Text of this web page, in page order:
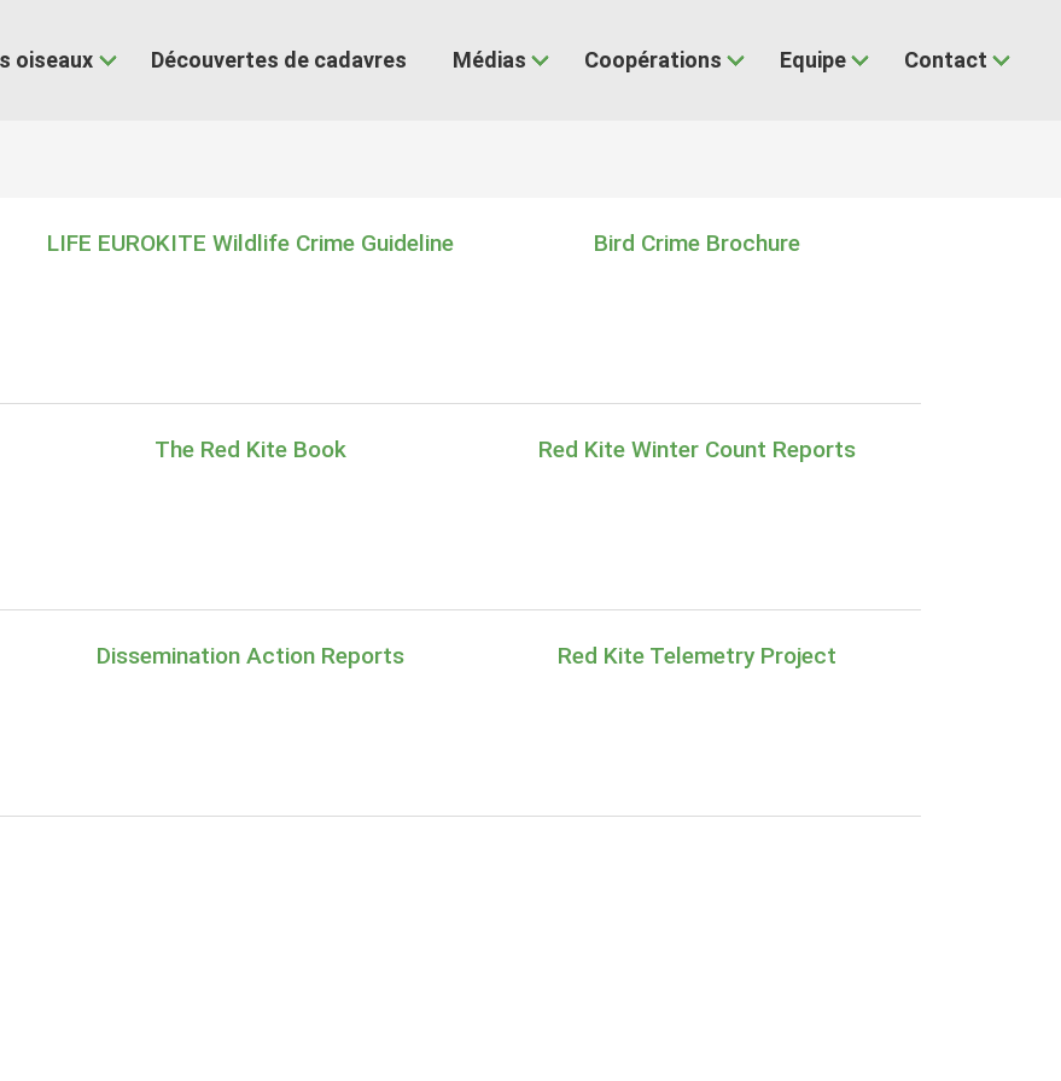
oiseaux Découvertes de cadavres Médias Coopérations Equipe Contact
LIFE EUROKITE Wildlife Crime Guideline Bird Crime Brochure
The Red Kite Book Red Kite Winter Count Reports
Dissemination Action Reports Red Kite Telemetry Project